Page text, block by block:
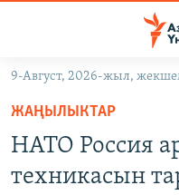
Навигацияга
өтүңүз
Издөөгө
салыңыз
9-Август, 2026-жыл,
ЖАҢЫЛЫКТАР
НАТО Россия
техникасын